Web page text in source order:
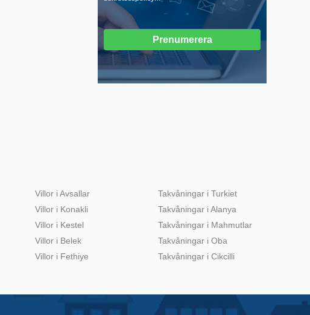
Prenumerera
Villor i Avsallar
Villor i Konakli
Villor i Kestel
Villor i Belek
Villor i Fethiye
Takvåningar i Turkiet
Takvåningar i Alanya
Takvåningar i Mahmutlar
Takvåningar i Oba
Takvåningar i Cikcilli